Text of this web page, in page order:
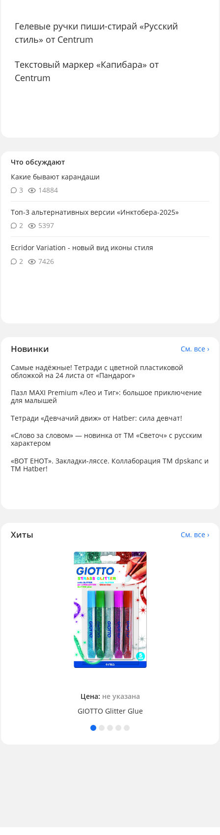
Гелевые ручки пиши-стирай «Русский
стиль» от Centrum
Текстовый маркер «Капибара» от
Centrum
Что обсуждают
Какие бывают карандаши
3
14884
Топ-3 альтернативных версии «Инктобера-2025»
2
5397
Ecridor Variation - новый вид иконы стиля
2
7426
Новинки
См. все ›
Самые надёжные! Тетради с цветной пластиковой
обложкой на 24 листа от «Пандарог»
Пазл MAXI Premium «Лео и Тиг»: большое приключение
для малышей
Тетради «Девчачий движ» от Hatber: сила девчат!
«Слово за словом» — новинка от ТМ «Светоч» с русским
характером
«ВОТ ЕНОТ». Закладки-ляссе. Коллаборация TM dpskanc и
ТМ Hatber!
Хиты См. все ›
Цена: не указана
GIOTTO Glitter Glue